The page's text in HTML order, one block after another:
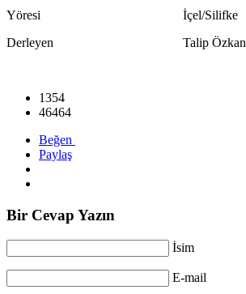
Yöresi İçel/Silifke
Derleyen Talip Özkan
1354
46464
Beğen
Paylaş
Bir Cevap Yazın
İsim
E-mail